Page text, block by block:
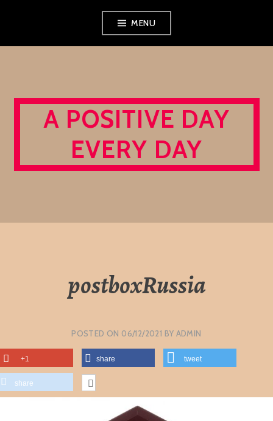
MENU
A POSITIVE DAY
EVERY DAY
postboxRussia
POSTED ON 06/12/2021 BY ADMIN
+1 share tweet
share